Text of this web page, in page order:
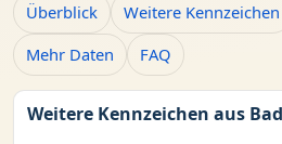
Überblick Weitere Kennzeichen
Mehr Daten
FAQ
Weitere Kennzeichen aus